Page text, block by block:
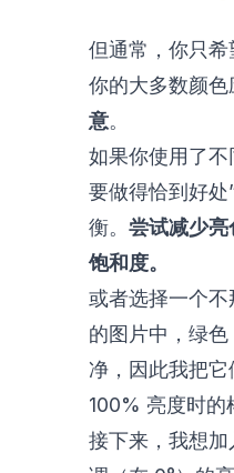
但通常，你只希
你的大多数颜色
意。
如果你使用了
要做得恰到好
衡。 尝试减少
饱和度。
或者选择一个
的图片中，绿色
净，因此我把
100% 亮度时的
接下来，我想